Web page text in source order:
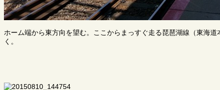
ホーム端から東方向を望む。ここからまっすぐ走る琵琶湖線（東海
く。